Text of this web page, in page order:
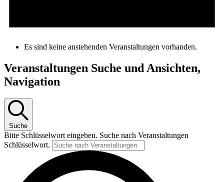
Es sind keine anstehenden Veranstaltungen vorhanden.
Veranstaltungen Suche und Ansichten,
Navigation
Suche
Bitte Schlüsselwort eingeben. Suche nach Veranstaltungen
Schlüsselwort.